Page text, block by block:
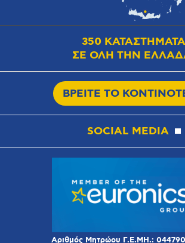
350 ΚΑΤΑΣΤΗΜΑΤΑ
ΣΕ ΟΛΗ ΤΗΝ
ΒΡΕΙΤΕ ΤΟ
SOCIAL MEDIA